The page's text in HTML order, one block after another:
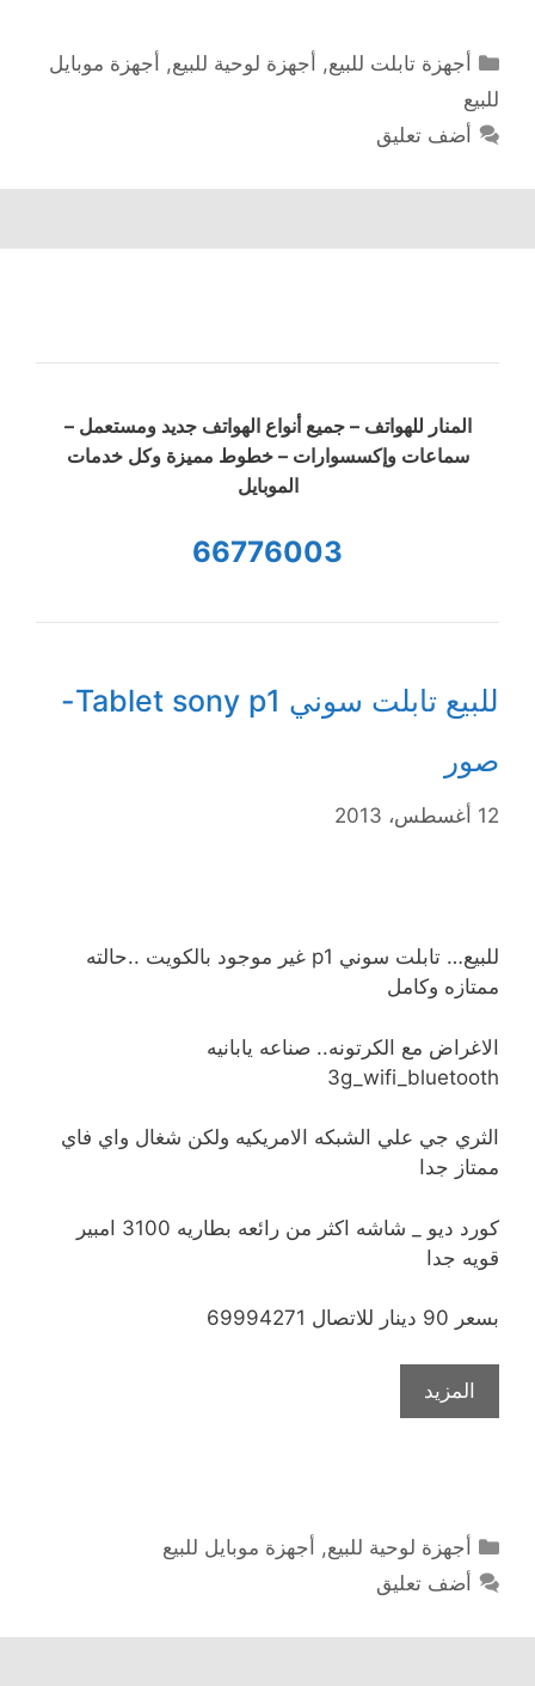
التصنيفات
أجهزة تابلت للبيع, أجهزة لوحية للبيع, أجهزة موبايل
للبيع
أضف تعليق
المنار للهواتف – جميع أنواع الهواتف جديد ومستعمل –
سماعات وإكسسوارات – خطوط مميزة وكل خدمات
الموبايل
66776003
للبيع تابلت سوني Tablet sony p1-
صور
12 أغسطس، 2013
للبيع… تابلت سوني p1 غير موجود بالكويت ..حالته
ممتازه وكامل
الاغراض مع الكرتونه.. صناعه يابانيه
3g_wifi_bluetooth
الثري جي علي الشبكه الامريكيه ولكن شغال واي فاي
ممتاز جدا
كورد ديو _ شاشه اكثر من رائعه بطاريه 3100 امبير
قويه جدا
بسعر 90 دينار للاتصال 69994271
المزيد
التصنيفات
أجهزة لوحية للبيع, أجهزة موبايل للبيع
أضف تعليق